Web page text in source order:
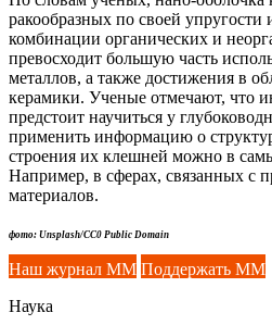
ракообразных по своей упругости
комбинации органических и
превосходит большую часть
металлов, а также достижения в
керамики. Ученые отмечают, что
предстоит научиться у
применить информацию о
строения их клешней можно в
Например, в сферах, связанных с
материалов.
фото: Unsplash/CC0 Public Domain
Наш журнал ММ Поддержать ММ
Наука